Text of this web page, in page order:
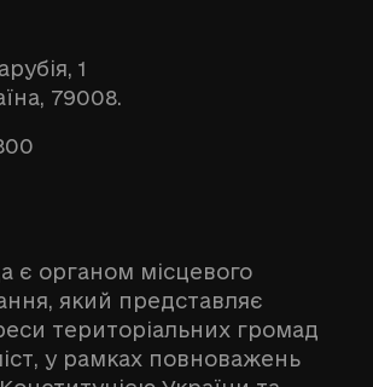
1
79008.
є органом місцевого
який представляє
територіальних громад
у рамках повноважень